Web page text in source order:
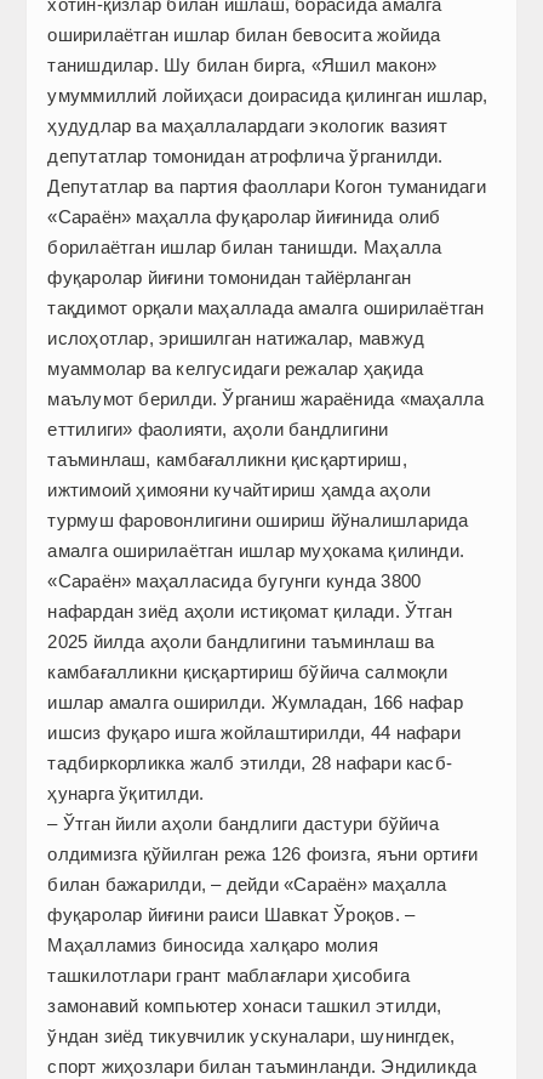
хотин-қизлар билан ишлаш, борасида амалга
оширилаётган ишлар билан бевосита жойида
танишдилар. Шу билан бирга, «Яшил макон»
умуммиллий лойиҳаси доирасида қилинган ишлар,
ҳудудлар ва маҳаллалардаги экологик вазият
депутатлар томонидан атрофлича ўрганилди.
Депутатлар ва партия фаоллари Когон туманидаги
«Сараён» маҳалла фуқаролар йиғинида олиб
борилаётган ишлар билан танишди. Маҳалла
фуқаролар йиғини томонидан тайёрланган
тақдимот орқали маҳаллада амалга оширилаётган
ислоҳотлар, эришилган натижалар, мавжуд
муаммолар ва келгусидаги режалар ҳақида
маълумот берилди. Ўрганиш жараёнида «маҳалла
еттилиги» фаолияти, аҳоли бандлигини
таъминлаш, камбағалликни қисқартириш,
ижтимоий ҳимояни кучайтириш ҳамда аҳоли
турмуш фаровонлигини ошириш йўналишларида
амалга оширилаётган ишлар муҳокама қилинди.
«Сараён» маҳалласида бугунги кунда 3800
нафардан зиёд аҳоли истиқомат қилади. Ўтган
2025 йилда аҳоли бандлигини таъминлаш ва
камбағалликни қисқартириш бўйича салмоқли
ишлар амалга оширилди. Жумладан, 166 нафар
ишсиз фуқаро ишга жойлаштирилди, 44 нафари
тадбиркорликка жалб этилди, 28 нафари касб-
ҳунарга ўқитилди.
– Ўтган йили аҳоли бандлиги дастури бўйича
олдимизга қўйилган режа 126 фоизга, яъни ортиғи
билан бажарилди, – дейди «Сараён» маҳалла
фуқаролар йиғини раиси Шавкат Ўроқов. –
Маҳалламиз биносида халқаро молия
ташкилотлари грант маблағлари ҳисобига
замонавий компьютер хонаси ташкил этилди,
ўндан зиёд тикувчилик ускуналари, шунингдек,
спорт жиҳозлари билан таъминланди. Эндиликда